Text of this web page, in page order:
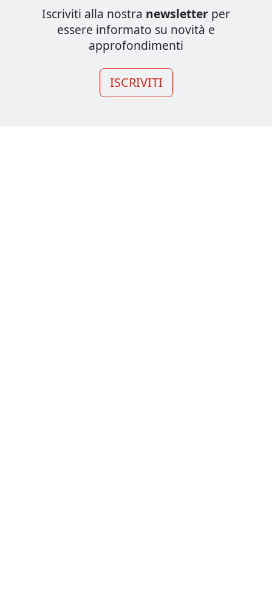
Iscriviti alla nostra newsletter per
essere informato su novità e
approfondimenti
ISCRIVITI